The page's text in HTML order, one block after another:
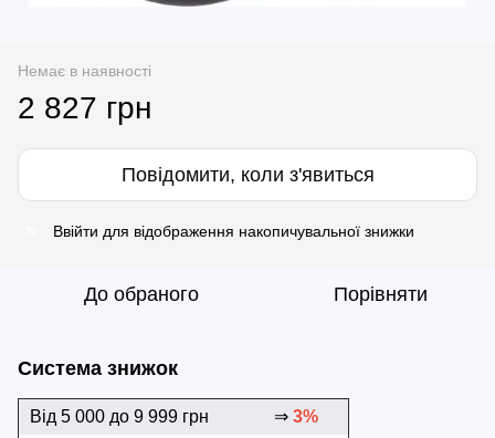
Немає в наявності
2 827 грн
Повідомити, коли з'явиться
Ввійти для відображення накопичувальної знижки
До обраного Порівняти
Система знижок
Від 5 000 до 9 999 грн ⇒ 3%